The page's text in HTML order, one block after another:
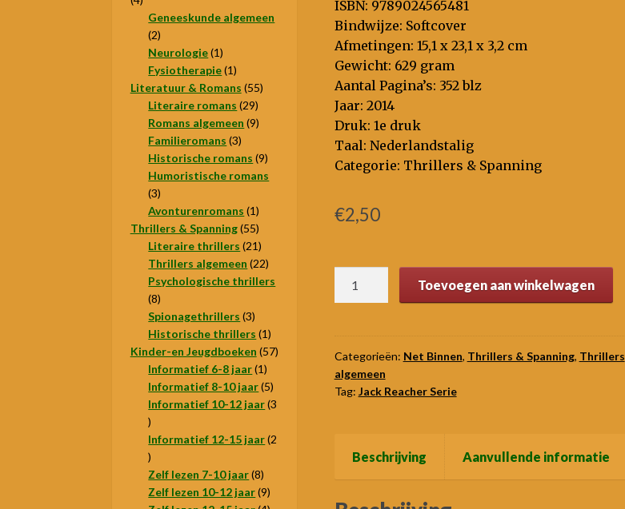
ISBN: 9789024565481
Bindwijze: Softcover
Afmetingen: 15,1 x 23,1 x 3,2 cm
Gewicht: 629 gram
Aantal Pagina’s: 352 blz
Jaar: 2014
Druk: 1e druk
Taal: Nederlandstalig
Categorie: Thrillers & Spanning
€2,50
aantal
Toevoegen aan winkelwagen
Categorieën: Net Binnen, Thrillers & Spanning, Thrillers
algemeen
Tag: Jack Reacher Serie
Beschrijving Aanvullende informatie
producten
Geneeskunde algemeen
22
producten
Neurologie 11
product
Fysiotherapie 11
product
Literatuur & Romans 5555
Literaire romans 2929
producten
Romans algemeen 99
Familieromans 33
producten
Historische romans 99
producten
Humoristische romans
33
producten
Avonturenromans 11
product
Thrillers & Spanning 5555
producten
Literaire thrillers 2121
producten
Thrillers algemeen 2222
producten
Psychologische thrillers
88
producten
Spionagethrillers 33
producten
Historische thrillers 11
product
Kinder-en Jeugdboeken 5757
Informatief 6-8 jaar 11
product
Informatief 8-10 jaar 55
producten
Informatief 10-12 jaar 3
3
producten
Informatief 12-15 jaar 2
2
producten
Zelf lezen 7-10 jaar 88
producten
Zelf lezen 10-12 jaar 99